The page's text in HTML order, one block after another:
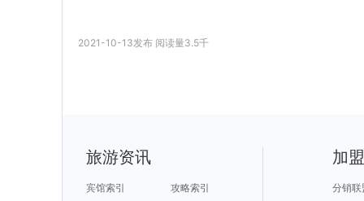
2021-10-13发布 阅读量3.5千
旅游资讯
宾馆索引
攻略索引
加
分销联